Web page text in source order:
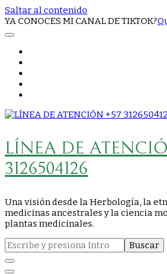
Saltar al contenido
YA CONOCES MI CANAL DE TIKTOK?
LÍNEA DE
3126504126
Una visión desde la Herbología, la
medicinas ancestrales y la ciencia
plantas medicinales.
Buscar: